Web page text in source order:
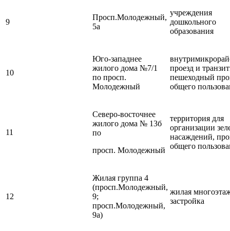
9
Просп.Молодежный,
5а
учреждения
дошкольного
образования
10
Юго-западнее
жилого дома №7/1
по просп.
Молодежный
проезд и
пешеходный
общего
11
Северо-восточнее
жилого дома № 13б
по
просп. Молодежный
территория для
организации
насаждений,
общего
12
Жилая группа 4
(просп.Молодежный,
9;
просп.Молодежный,
9а)
жилая
застройка